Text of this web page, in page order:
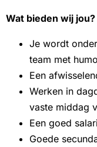
Wat bieden wij jou?
Je wordt
team met
Een
Werken in
vaste middag
Een goed
Goede